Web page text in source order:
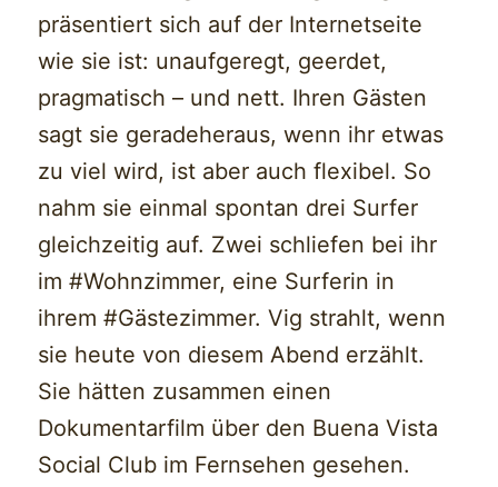
präsentiert sich auf der Internetseite
wie sie ist: unaufgeregt, geerdet,
pragmatisch – und nett. Ihren Gästen
sagt sie geradeheraus, wenn ihr etwas
zu viel wird, ist aber auch flexibel. So
nahm sie einmal spontan drei Surfer
gleichzeitig auf. Zwei schliefen bei ihr
im #Wohnzimmer, eine Surferin in
ihrem #Gästezimmer. Vig strahlt, wenn
sie heute von diesem Abend erzählt.
Sie hätten zusammen einen
Dokumentarfilm über den Buena Vista
Social Club im Fernsehen gesehen.